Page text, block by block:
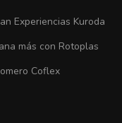
Experiencias Kuroda
más con Rotoplas
Coflex